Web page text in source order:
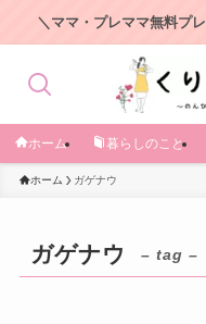
＼ママ・プレママ無料プ
ホーム 暮らしのこと
ホーム ガゲナウ
ガゲナウ – tag –